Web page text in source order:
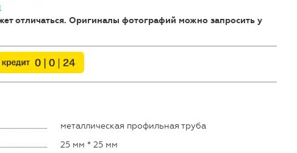
отличаться. Оригиналы фотографий можно запросить у
металлическая профильная труба
25 мм * 25 мм